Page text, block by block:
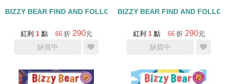
BIZZY BEAR FIND AND FOLLOW AT ZOO/硬頁操作書
紅利 1 點 66 折 290元
缺貨中
BIZZY BEAR FIND AND
紅利 1 點 66 折 290元
缺貨中